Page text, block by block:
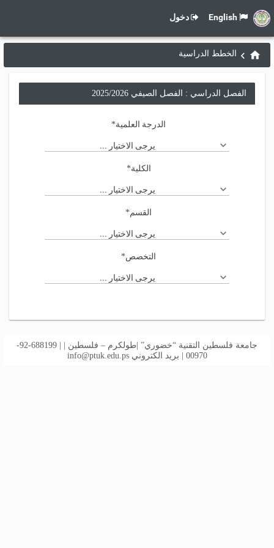
دخول
الخطط الدراسية
الفصل الدراسي : الفصل الصيفي 2025/2026
الدرجة العلمية*
يرجى الاختيار ...
الكلية*
يرجى الاختيار ...
القسم*
يرجى الاختيار ...
التخصص*
يرجى الاختيار ...
جامعة فلسطين التقنية “خضوري” |طولكرم – فلسطين | | 688199-92-
00970 | بريد الكتروني
info@ptuk.edu.ps